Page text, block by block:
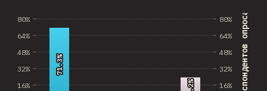
16%
32%
48%
64%
80% % респондентов опроса
16%
32%
48%
64%
80%
71.3%
71.3%